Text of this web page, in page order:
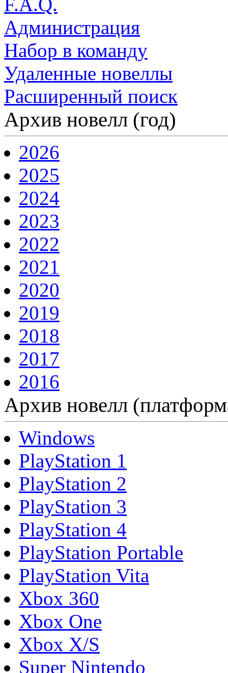
Администрация
Набор в команду
Удаленные новеллы
Расширенный поиск
Архив новелл (год)
2026
2025
2024
2023
2022
2021
2020
2019
2018
2017
2016
Архив новелл
Windows
PlayStation 1
PlayStation 2
PlayStation 3
PlayStation 4
PlayStation Portable
PlayStation Vita
Xbox 360
Xbox One
Xbox X/S
Super Nintendo